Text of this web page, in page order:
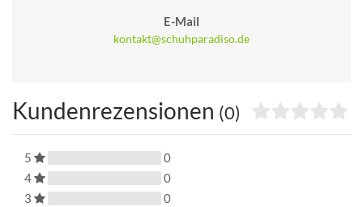
E-Mail
kontakt@schuhparadiso.de
Kundenrezensionen (0)
5
0
4
0
3
0